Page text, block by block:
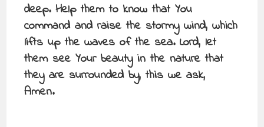
deep. Help them to know that You
command and raise the stormy wind, which
lifts up the waves of the sea. Lord, let
them see Your beauty in the nature that
they are surrounded by, this we ask,
Amen.